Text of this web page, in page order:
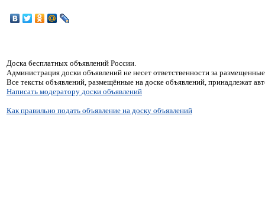
Доска бесплатных объявлений России.
Администрация доски объявлений не несет ответственности за
Все тексты объявлений, размещённые на доске объявлений, принадлежат
Написать модератору доски объявлений
Как правильно подать объявление на доску объявлений